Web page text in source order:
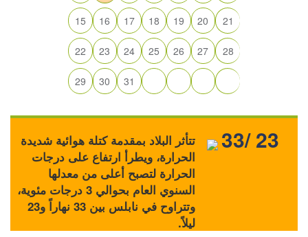
15 16 17 18 19 20 21
22 23 24 25 26 27 28
29 30 31
تتأثر البلاد بمقدمة كتلة هوائية شديدة
الحرارة، ويطرأ ارتفاع على درجات
الحرارة لتصبح أعلى من معدلها
السنوي العام بحوالي 3 درجات مئوية،
وتتراوح في نابلس بين 33 نهاراً و23
ليلاً.
33/ 23